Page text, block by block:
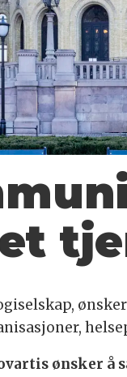
ønsker å